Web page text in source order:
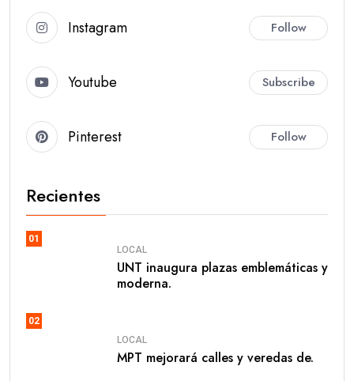
Instagram Follow
Youtube Subscribe
Pinterest Follow
Recientes
01
LOCAL
UNT inaugura plazas emblemáticas y
moderna.
02
LOCAL
MPT mejorará calles y veredas de.